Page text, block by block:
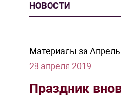
НОВОСТИ
Материалы за Апрель
28 апреля 2019
Праздник